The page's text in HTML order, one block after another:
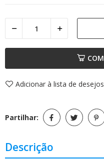
Adicionar à lista de desejos
Partilhar:
Descrição